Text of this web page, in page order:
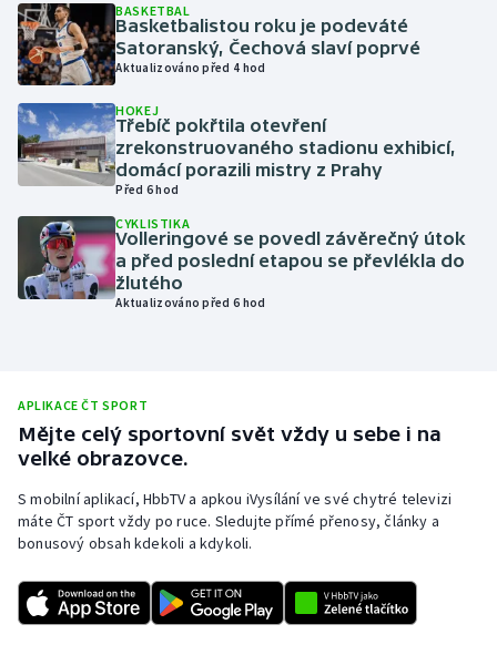
Lyže a snowboard
Moderní pětiboj
Motorsport
Olympijské hry
Parasport
Plavání
Ragby
Rychlobruslení
Rychlostní kanoistika
Short track
Sportovní střelba
BASKETBAL
Basketbalistou roku je podeváté
Satoranský, Čechová slaví poprvé
Aktualizováno před 4 hod
HOKEJ
Třebíč pokřtila otevření
zrekonstruovaného stadionu exhibicí,
domácí porazili mistry z Prahy
Před 6 hod
CYKLISTIKA
Volleringové se povedl závěrečný útok
a před poslední etapou se převlékla do
žlutého
Aktualizováno před 6 hod
APLIKACE ČT SPORT
Mějte celý sportovní svět vždy u sebe i na
velké obrazovce.
S mobilní aplikací, HbbTV a apkou iVysílání ve své chytré televizi
máte ČT sport vždy po ruce. Sledujte přímé přenosy, články a
bonusový obsah kdekoli a kdykoli.